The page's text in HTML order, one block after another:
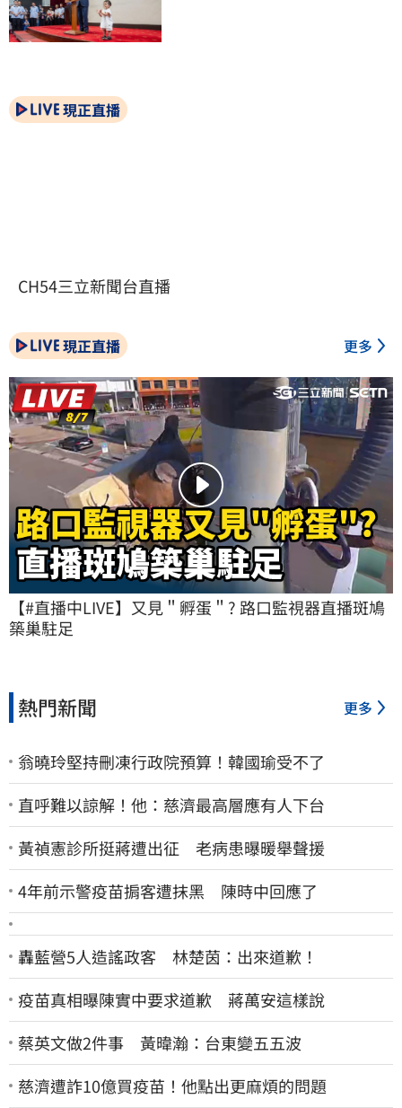
現正直播
CH54三立新聞台直播
現正直播 更多
【#直播中LIVE】又見＂孵蛋＂? 路口監視器直播斑鳩
築巢駐足
熱門新聞 更多
翁曉玲堅持刪凍行政院預算！韓國瑜受不了
直呼難以諒解！他：慈濟最高層應有人下台
黃禎憲診所挺蔣遭出征 老病患曝暖舉聲援
4年前示警疫苗掮客遭抹黑 陳時中回應了
轟藍營5人造謠政客 林楚茵：出來道歉！
疫苗真相曝陳實中要求道歉 蔣萬安這樣說
蔡英文做2件事 黃暐瀚：台東變五五波
慈濟遭詐10億買疫苗！他點出更麻煩的問題